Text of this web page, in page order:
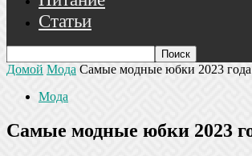
Статьи
Домой Мода Самые модные юбки 2023 года
Мода
Самые модные юбки 2023